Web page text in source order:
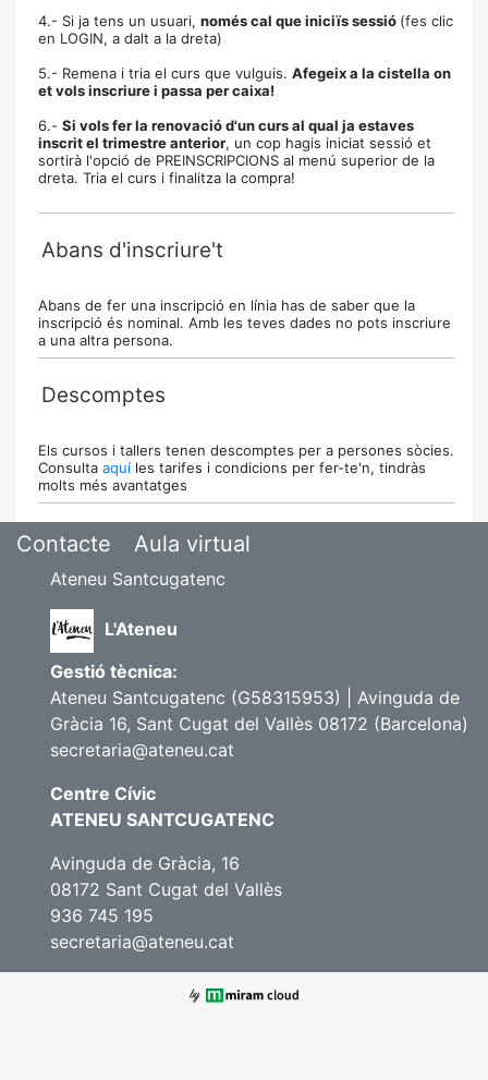
4.- Si ja tens un usuari, només cal que iniciïs sessió (fes clic
en LOGIN, a dalt a la dreta)
5.- Remena i tria el curs que vulguis. Afegeix a la cistella on
et vols inscriure i passa per caixa!
6.- Si vols fer la renovació d'un curs al qual ja estaves
inscrit el trimestre anterior, un cop hagis iniciat sessió et
sortirà l'opció de PREINSCRIPCIONS al menú superior de la
dreta. Tria el curs i finalitza la compra!
Abans d'inscriure't
Abans de fer una inscripció en línia has de saber que la
inscripció és nominal. Amb les teves dades no pots inscriure
a una altra persona.
Descomptes
Els cursos i tallers tenen descomptes per a persones sòcies.
Consulta aquí les tarifes i condicions per fer-te'n, tindràs
molts més avantatges
Contacte Aula virtual
Ateneu Santcugatenc
L'Ateneu
Gestió tècnica:
Ateneu Santcugatenc (G58315953) | Avinguda de
Gràcia 16, Sant Cugat del Vallès 08172 (Barcelona)
secretaria@ateneu.cat
Centre Cívic
ATENEU SANTCUGATENC
Avinguda de Gràcia, 16
08172 Sant Cugat del Vallès
936 745 195
secretaria@ateneu.cat